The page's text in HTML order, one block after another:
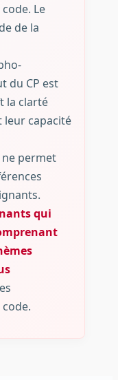
Le
de la
du CP est
la clarté
leur capacité
ne permet
qui